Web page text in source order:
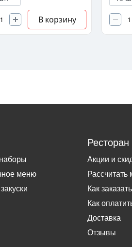
В корзину
меню
Ресторан
Акции и
Как заказать
Как
Доставка
Отзывы